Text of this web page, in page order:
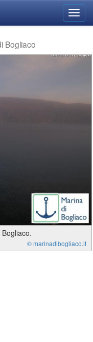
Bogliaco
© marinadibogliaco.it